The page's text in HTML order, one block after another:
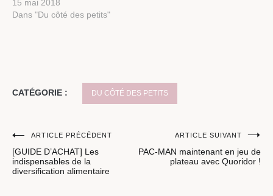
15 mai 2018
Dans "Du côté des petits"
CATÉGORIE : DU CÔTÉ DES PETITS
Navigation
de
ARTICLE PRÉCÉDENT
[GUIDE D’ACHAT] Les
indispensables de la
diversification alimentaire
ARTICLE SUIVANT
PAC-MAN maintenant en jeu de
plateau avec Quoridor !